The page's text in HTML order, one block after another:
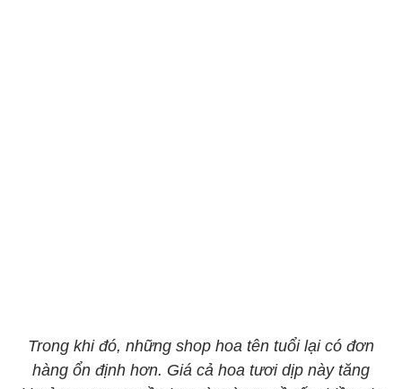
Trong khi đó, những shop hoa tên tuổi lại có đơn
hàng ổn định hơn. Giá cả hoa tươi dịp này tăng